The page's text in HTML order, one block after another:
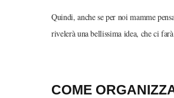
Quindi, anche se per noi mamme
rivelerà una bellissima idea, che ci
COME